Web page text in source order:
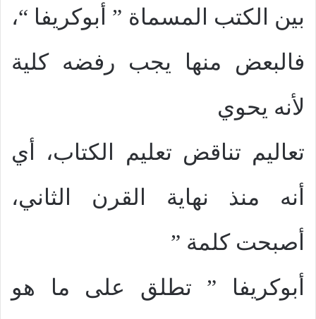
بين الكتب المسماة ” أبوكريفا “،
فالبعض منها يجب رفضه كلية
لأنه يحوي
تعاليم تناقض تعليم الكتاب، أي
أنه منذ نهاية القرن الثاني،
أصبحت كلمة ”
أبوكريفا ” تطلق على ما هو